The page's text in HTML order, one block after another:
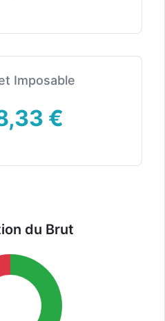
Imposable
€
du Brut